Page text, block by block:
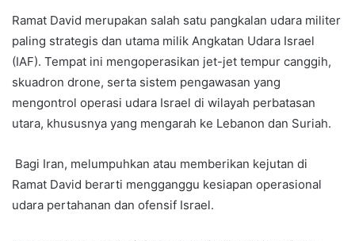
Ramat David merupakan salah satu pangkalan udara militer
paling strategis dan utama milik Angkatan Udara Israel
(IAF). Tempat ini mengoperasikan jet-jet tempur canggih,
skuadron drone, serta sistem pengawasan yang
mengontrol operasi udara Israel di wilayah perbatasan
utara, khususnya yang mengarah ke Lebanon dan Suriah.
Bagi Iran, melumpuhkan atau memberikan kejutan di
Ramat David berarti mengganggu kesiapan operasional
udara pertahanan dan ofensif Israel.